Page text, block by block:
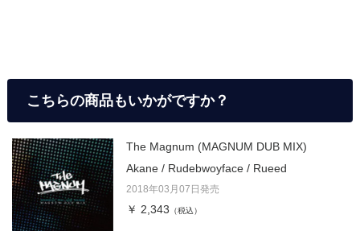
こちらの商品もいかがですか？
The Magnum (MAGNUM DUB MIX)
Akane / Rudebwoyface / Rueed
2018年03月07日発売
￥ 2,343 （税込）